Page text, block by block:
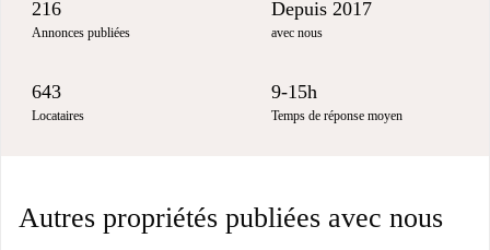
216
Annonces publiées
Depuis 2017
avec nous
643
Locataires
9-15h
Temps de réponse moyen
Autres propriétés publiées avec nous